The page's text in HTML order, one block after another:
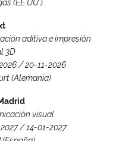
(EE.UU.)
aditiva e impresión
3D
/ 20-11-2026
(Alemania)
visual
/ 14-01-2027